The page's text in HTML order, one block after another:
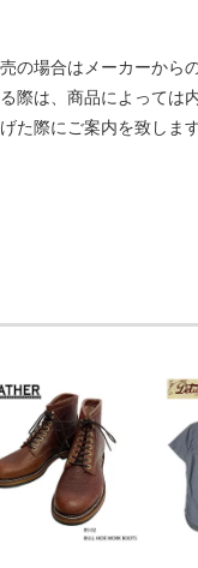
の場合はメーカーから
際は、商品によっては
た際にご案内を致します